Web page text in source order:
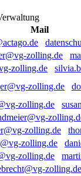
Mail